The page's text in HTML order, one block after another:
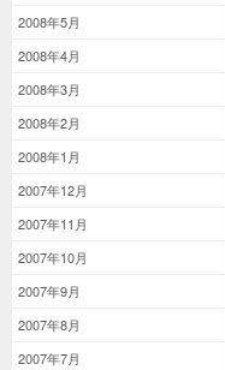
2008年5月
2008年4月
2008年3月
2008年2月
2008年1月
2007年12月
2007年11月
2007年10月
2007年9月
2007年8月
2007年7月